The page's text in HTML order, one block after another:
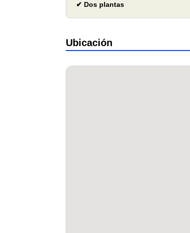
✔ Dos plantas
Ubicación